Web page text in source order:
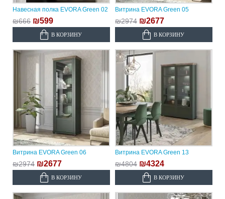
Навесная полка EVORA Green 02
₪666 ₪599
В КОРЗИНУ
Витрина EVORA Green 05
₪2974 ₪2677
В КОРЗИНУ
Витрина EVORA Green 06
₪2974 ₪2677
В КОРЗИНУ
Витрина EVORA Green 13
₪4804 ₪4324
В КОРЗИНУ